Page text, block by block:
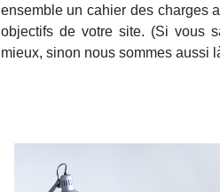
ensemble un cahier des charges
objectifs de votre site. (Si vous
mieux, sinon nous sommes aussi